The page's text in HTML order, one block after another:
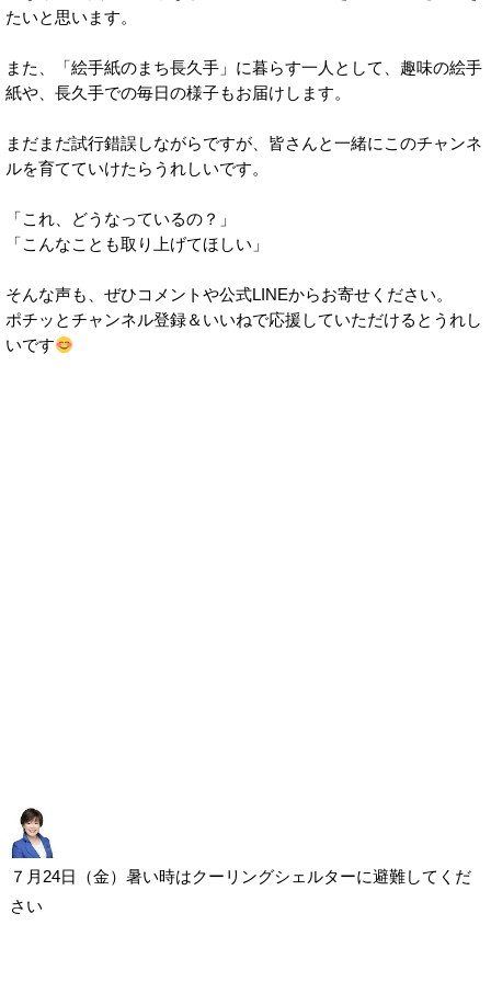
たいと思います。
また、「絵手紙のまち長久手」に暮らす一人として、趣味の絵手
紙や、長久手での毎日の様子もお届けします。
まだまだ試行錯誤しながらですが、皆さんと一緒にこのチャンネ
ルを育てていけたらうれしいです。
「これ、どうなっているの？」
「こんなことも取り上げてほしい」
そんな声も、ぜひコメントや公式LINEからお寄せください。
ポチッとチャンネル登録＆いいねで応援していただけるとうれし
いです
７月24日（金）暑い時はクーリングシェルターに避難してくだ
さい